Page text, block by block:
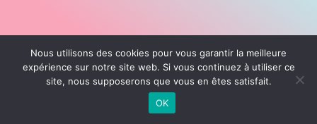
Nous utilisons des cookies pour vous garantir la meilleure
expérience sur notre site web. Si vous continuez à utiliser ce
site, nous supposerons que vous en êtes satisfait.
OK